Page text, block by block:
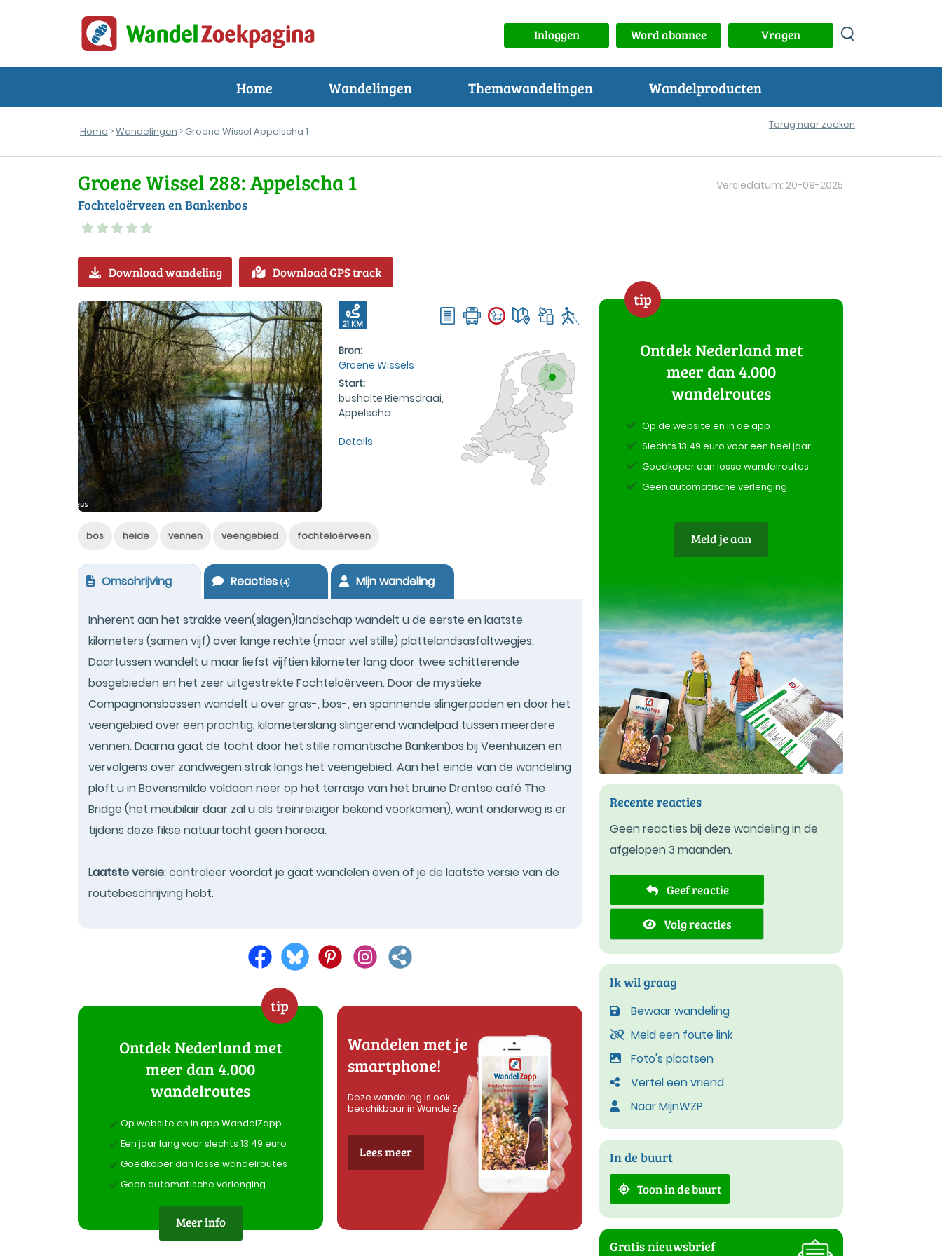
Inloggen Word abonnee Vragen
Home Wandelingen Themawandelingen Wandelproducten
Home >Wandelingen > Groene Wissel Appelscha 1
Terug naar zoeken
Groene Wissel 288: Appelscha 1
Fochteloërveen en Bankenbos
Versiedatum: 20-09-2025
Download wandeling Download GPS track
21 KM
Bron:
Groene Wissels
Start:
bushalte Riemsdraai,
Appelscha
Details
bos heide vennen veengebied fochteloërveen
Omschrijving Reacties(4) Mijn wandeling
Inherent aan het strakke veen(slagen)landschap wandelt u de eerste en laatste
kilometers (samen vijf) over lange rechte (maar wel stille) plattelandsasfaltwegjes.
Daartussen wandelt u maar liefst vijftien kilometer lang door twee schitterende
bosgebieden en het zeer uitgestrekte Fochteloërveen. Door de mystieke
Compagnonsbossen wandelt u over gras-, bos-, en spannende slingerpaden en door het
veengebied over een prachtig, kilometerslang slingerend wandelpad tussen meerdere
vennen. Daarna gaat de tocht door het stille romantische Bankenbos bij Veenhuizen en
vervolgens over zandwegen strak langs het veengebied. Aan het einde van de wandeling
ploft u in Bovensmilde voldaan neer op het terrasje van het bruine Drentse café The
Bridge (het meubilair daar zal u als treinreiziger bekend voorkomen), want onderweg is er
tijdens deze fikse natuurtocht geen horeca.
Laatste versie: controleer voordat je gaat wandelen even of je de laatste versie van de
routebeschrijving hebt.
tip
Ontdek Nederland met
meer dan 4.000
wandelroutes
Op website en in app WandelZapp
Een jaar lang voor slechts 13,49 euro
Goedkoper dan losse wandelroutes
Geen automatische verlenging
Meer info
Wandelen met je
smartphone!
Deze wandeling is ook
beschikbaar in WandelZapp
Lees meer
tip
Ontdek Nederland met
meer dan 4.000
wandelroutes
Op de website en in de app
Slechts 13,49 euro voor een heel jaar.
Goedkoper dan losse wandelroutes
Geen automatische verlenging
Meld je aan
Recente reacties
Geen reacties bij deze wandeling in de
afgelopen 3 maanden.
Geef reactie
Volg reacties
Ik wil graag
Bewaar wandeling
Meld een foute link
Foto's plaatsen
Vertel een vriend
Naar MijnWZP
In de buurt
Toon in de buurt
Gratis nieuwsbrief